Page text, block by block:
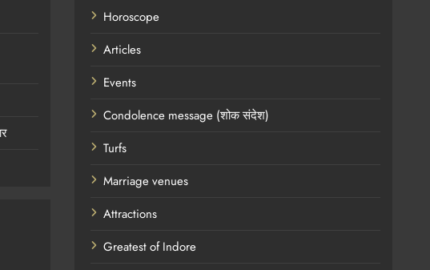
Horoscope
Articles
Events
Condolence message (शोक संदेश)
Turfs
Marriage venues
Attractions
Greatest of Indore